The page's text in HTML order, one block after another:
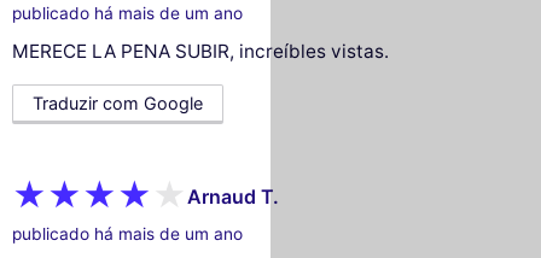
publicado há mais de um ano
MERECE LA PENA SUBIR, increíbles vistas.
Traduzir com Google
Arnaud T.
publicado há mais de um ano